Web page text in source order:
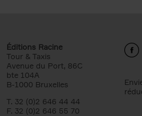
Éditions Racine
Tour & Taxis
Avenue du Port, 86C
bte 104A
B-1000 Bruxelles
T. 32 (0)2 646 44 44
F. 32 (0)2 646 55 70